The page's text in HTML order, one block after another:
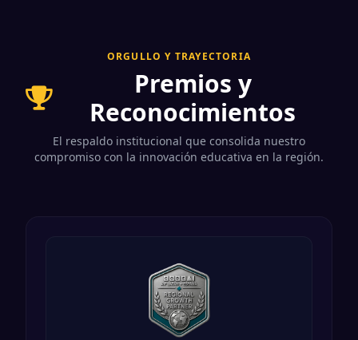
ORGULLO Y TRAYECTORIA
Premios y
Reconocimientos
El respaldo institucional que consolida nuestro
compromiso con la innovación educativa en la región.